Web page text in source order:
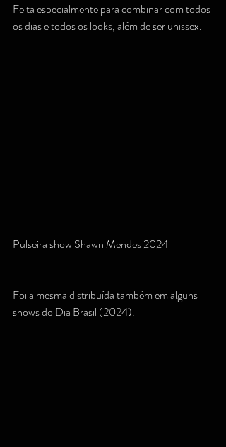
Feita especialmente para combinar com todos
os dias e todos os looks, além de ser unissex.
Pulseira show Shawn Mendes 2024
Foi a mesma distribuída também em alguns
shows do Dia Brasil (2024).